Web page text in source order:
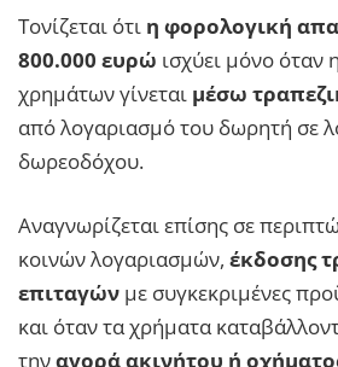
Τονίζεται ότι η φορολογική
800.000 ευρώ ισχύει μόνο
χρημάτων γίνεται μέσω
από λογαριασμό του δωρητή σε
δωρεοδόχου.
Αναγνωρίζεται επίσης σε
κοινών λογαριασμών, έκδοσης
επιταγών με συγκεκριμένες
και όταν τα χρήματα
τηναγορά ακινήτου ή